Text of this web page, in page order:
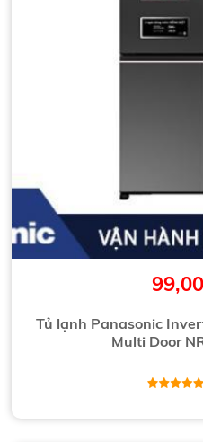
Tủ lạnh Panasonic
Multi Door